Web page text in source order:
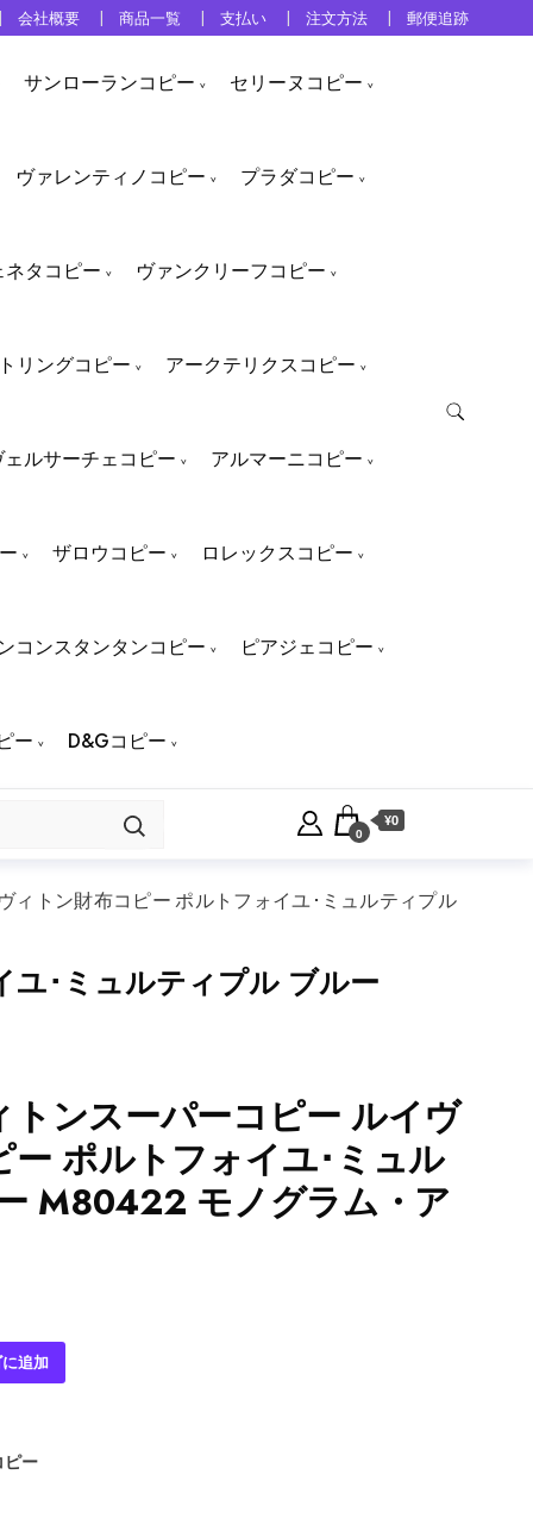
会社概要 商品一覧 支払い 注文方法 郵便追跡
サンローランコピー セリーヌコピー
ヴァレンティノコピー プラダコピー
タコピー ヴァンクリーフコピー
リングコピー アークテリクスコピー
ェルサーチェコピー アルマーニコピー
ザロウコピー ロレックスコピー
コンスタンタンコピー ピアジェコピー
ー D&Gコピー
0
¥0
ィトン財布コピー ポルトフォイユ･ミュルティプル
･ミュルティプル ブルー
トンスーパーコピー ルイヴ
ー ポルトフォイユ･ミュル
M80422 モノグラム・ア
追加
ピー